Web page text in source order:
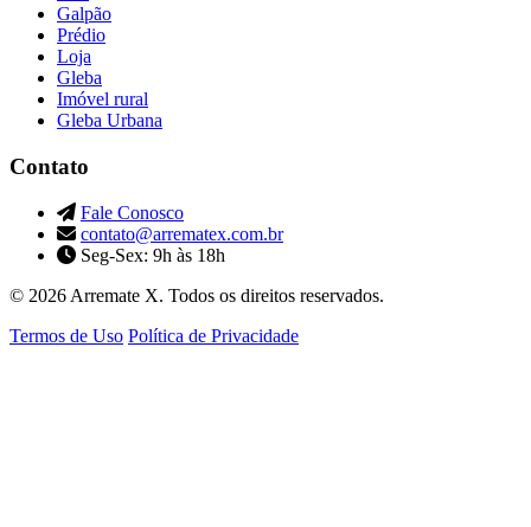
Galpão
Prédio
Loja
Gleba
Imóvel rural
Gleba Urbana
Contato
Fale Conosco
contato@arrematex.com.br
Seg-Sex: 9h às 18h
© 2026 Arremate X. Todos os direitos reservados.
Termos de Uso Política de Privacidade